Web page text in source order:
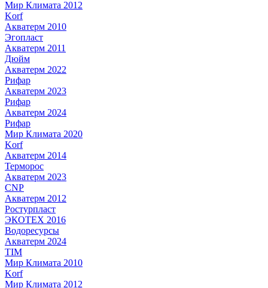
Мир Климата 2012
Korf
Акватерм 2010
Эгопласт
Акватерм 2011
Дюйм
Акватерм 2022
Рифар
Акватерм 2023
Рифар
Акватерм 2024
Рифар
Мир Климата 2020
Korf
Акватерм 2014
Терморос
Акватерм 2023
CNP
Акватерм 2012
Ростурпласт
ЭКОТЕХ 2016
Водоресурсы
Акватерм 2024
TIM
Мир Климата 2010
Korf
Мир Климата 2012